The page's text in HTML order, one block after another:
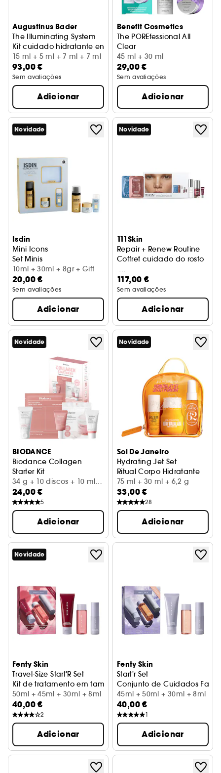
Augustinus Bader
The Illuminating System
Kit cuidado hidratante enriquecido com TFC8® otimizado
15 ml + 5 ml + 7 ml + 7 ml
93,00 €
Sem avaliações
Adicionar
Benefit Cosmetics
The POREfessional All
Clear
Kit Duo Óleo de Limpeza &
45 ml + 30 ml
29,00 €
Sem avaliações
Adicionar
Novidade
Isdin
Mini Icons
Set Minis
10ml + 30ml + 8gr + Gift
20,00 €
Sem avaliações
Adicionar
Novidade
111Skin
Repair + Renew Routine
Coffret cuidado do rosto
6 ml + 6 ml + 20 ml + 15 m
l + 3 ml
117,00 €
Sem avaliações
Adicionar
Novidade
BIODANCE
Biodance Collagen
Starter Kit
Coffret hidratante e refirmante
34 g + 10 discos + 10 ml +
10 ml + 20 ml
24,00 €
5
Adicionar
Novidade
Sol De Janeiro
Hydrating Jet Set
Ritual Corpo Hidratante
75 ml + 30 ml + 6,2 g
33,00 €
28
Adicionar
Novidade
Fenty Skin
Travel-Size Start'R Set
Kit de tratamento em tamanho viagem
50ml + 45ml + 30ml + 8ml
40,00 €
2
Adicionar
Fenty Skin
Start'r Set
Conjunto de Cuidados
45ml + 50ml + 30ml + 8ml
40,00 €
1
Adicionar